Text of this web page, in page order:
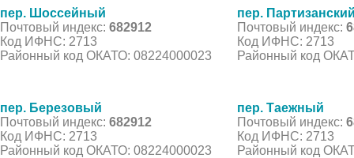
пер. Шоссейный
Почтовый индекс: 682912
Код ИФНС: 2713
Районный код ОКАТО: 08224000023
пер.
Почтовый индекс:
Код ИФНС: 2713
Районный код
пер. Березовый
Почтовый индекс: 682912
Код ИФНС: 2713
Районный код ОКАТО: 08224000023
пер. Таежный
Почтовый индекс:
Код ИФНС: 2713
Районный код